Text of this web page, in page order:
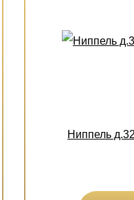
Ниппель